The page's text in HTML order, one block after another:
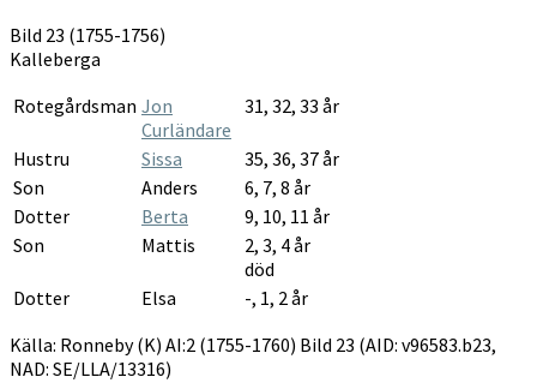
Bild 23 (1755-1756)
Kalleberga
Rotegårdsman Jon
Curländare
31, 32, 33 år
Hustru Sissa
35, 36, 37 år
Son
Anders
6, 7, 8 år
Dotter
Berta
9, 10, 11 år
Son
Mattis
2, 3, 4 år
död
Dotter
Elsa
-, 1, 2 år
Källa: Ronneby (K) AI:2 (1755-1760) Bild 23 (AID: v96583.b23,
NAD: SE/LLA/13316)